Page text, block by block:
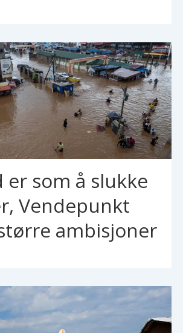
er som å slukke
Vendepunkt
ambisjoner